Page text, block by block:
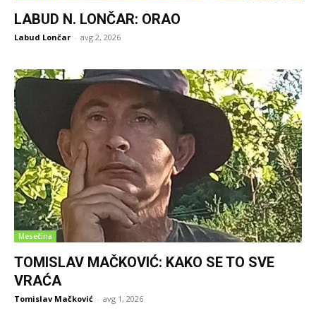
LABUD N. LONČAR: ORAO
Labud Lončar - avg 2, 2026
Mesečina
TOMISLAV MAČKOVIĆ: KAKO SE TO SVE
VRAĆA
Tomislav Mačković - avg 1, 2026